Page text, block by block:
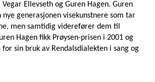
Ellevseth og Guren Hagen. Guren
generasjonen visekunstnere som tar
men samtidig viderefører dem til
Hagen fikk Prøysen-prisen i 2001 og
sin bruk av Rendalsdialekten i sang og